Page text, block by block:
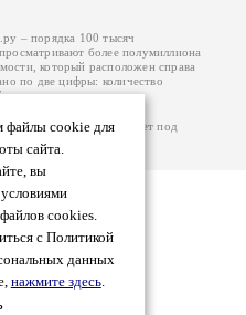
файлы cookie для
сайта.
вы
условиями
cookies.
с Политикой
данных
нажмите здесь.
– порядка 100 тысяч
более полумиллиона
который расположен справа
по две цифры: количество
2026. Портал работает под